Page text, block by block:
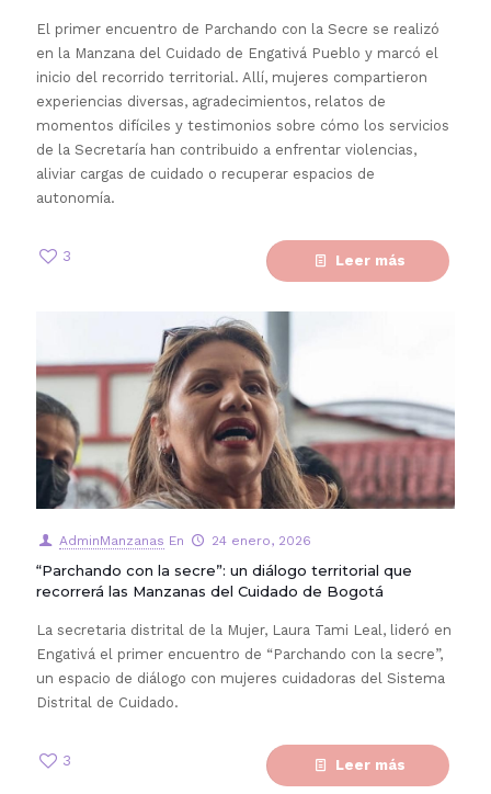
El primer encuentro de Parchando con la Secre se realizó
en la Manzana del Cuidado de Engativá Pueblo y marcó el
inicio del recorrido territorial. Allí, mujeres compartieron
experiencias diversas, agradecimientos, relatos de
momentos difíciles y testimonios sobre cómo los servicios
de la Secretaría han contribuido a enfrentar violencias,
aliviar cargas de cuidado o recuperar espacios de
autonomía.
3 Leer más
AdminManzanas En 24 enero, 2026
“Parchando con la secre”: un diálogo territorial que
recorrerá las Manzanas del Cuidado de Bogotá
La secretaria distrital de la Mujer, Laura Tami Leal, lideró en
Engativá el primer encuentro de “Parchando con la secre”,
un espacio de diálogo con mujeres cuidadoras del Sistema
Distrital de Cuidado.
3 Leer más